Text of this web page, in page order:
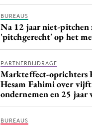
BUREAUS
Na 12 jaar niet-pitchen
'pitchgerecht' op het
PARTNERBIJDRAGE
Markteffect-oprichters
Hesam Fahimi over
ondernemen en 25 jaar
BUREAUS